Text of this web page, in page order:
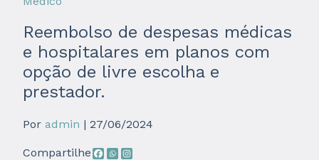
Reembolso de despesas médicas
e hospitalares em planos com
opção de livre escolha e
prestador.
Por admin | 27/06/2024
Compartilhe